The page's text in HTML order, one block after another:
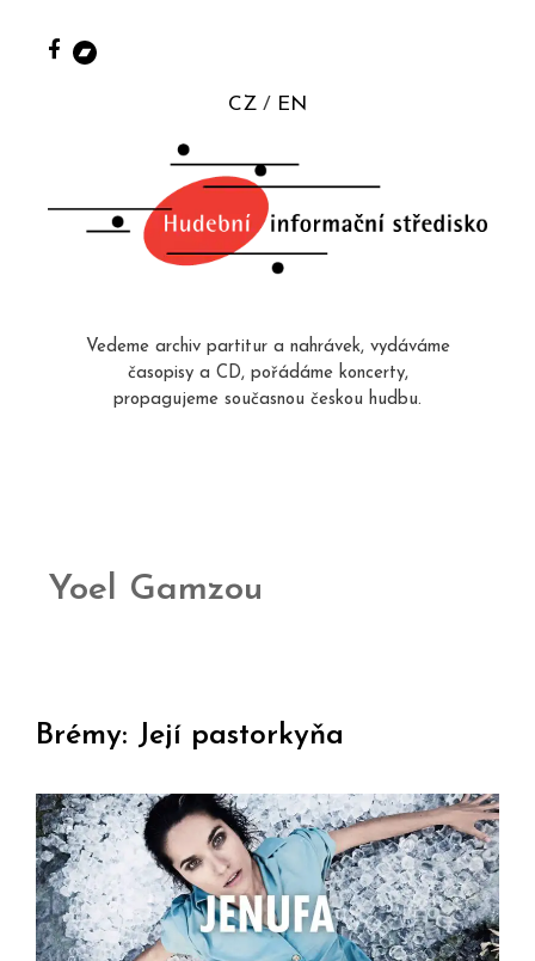
CZ EN
Vedeme archiv partitur a nahrávek, vydáváme
časopisy a CD, pořádáme koncerty,
propagujeme současnou českou hudbu.
Yoel Gamzou
Brémy: Její pastorkyňa